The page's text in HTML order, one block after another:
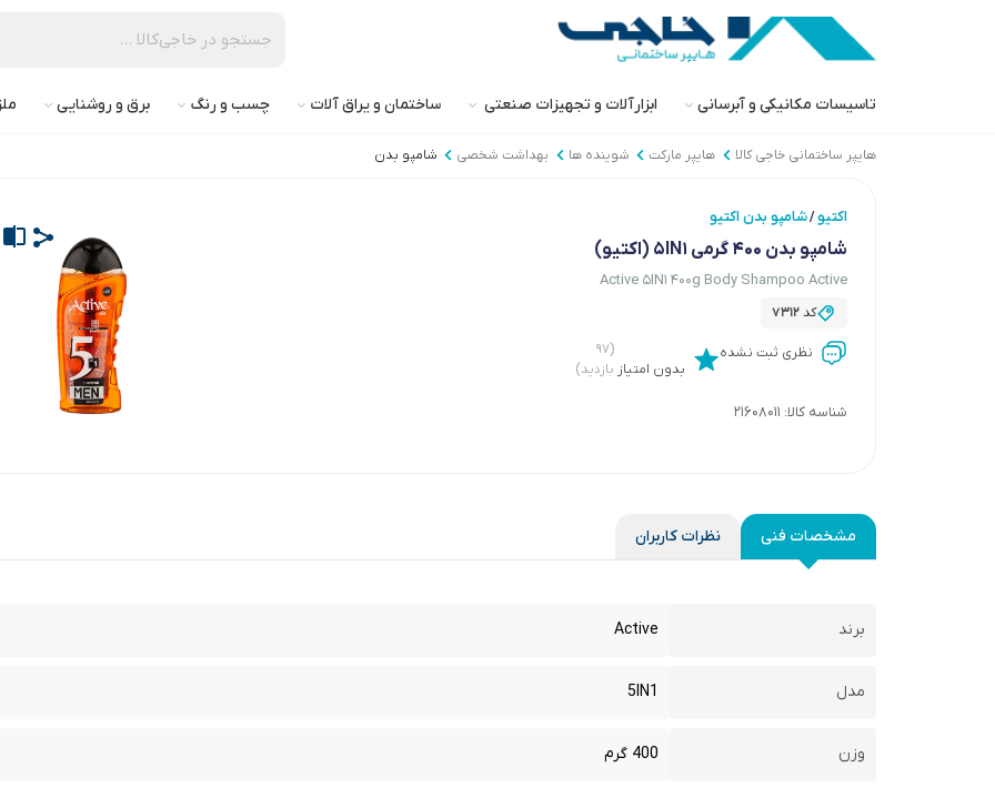
تاسیسات مکانیکی و آبرسانی ابزارآلات و تجهیزات صنعتی ساختمان و یراق آلات چسب و رنگ برق و روشنایی
هایپر ساختمانی خاجی‌ کالا هایپر مارکت شوینده ها بهداشت شخصی شامپو بدن
اکتیو/شامپو بدن اکتیو
شامپو بدن 400 گرمی 5IN1 (اکتیو)
Active 5IN1 400g Body Shampoo Active
کد7312
نظری ثبت نشده
بدون امتیاز
(۹۷
بازدید)
شناسه کالا: 21608011
مشخصات فنی نظرات کاربران
برند Active
مدل 5IN1
وزن 400 گرم